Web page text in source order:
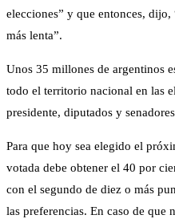
elecciones” y que entonces, dijo,
más lenta”.
Unos 35 millones de argentinos
todo el territorio nacional en las
presidente, diputados y
Para que hoy sea elegido el
votada debe obtener el 40 por
con el segundo de diez o más
las preferencias. En caso de que